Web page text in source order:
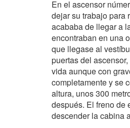
En el ascensor
dejar su trabajo para
acababa de llegar a
encontraban en una
que llegase al
puertas del
vida aunque con
completamente y se
altura, unos 300
después. El freno de
descender la cabina